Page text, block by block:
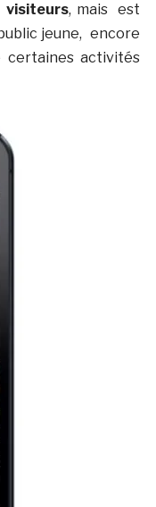
visiteurs, mais est
jeune, encore
activités